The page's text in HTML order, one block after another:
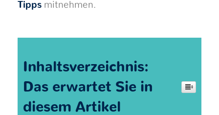
Tipps mitnehmen.
Inhaltsverzeichnis:
Das erwartet Sie in
diesem Artikel